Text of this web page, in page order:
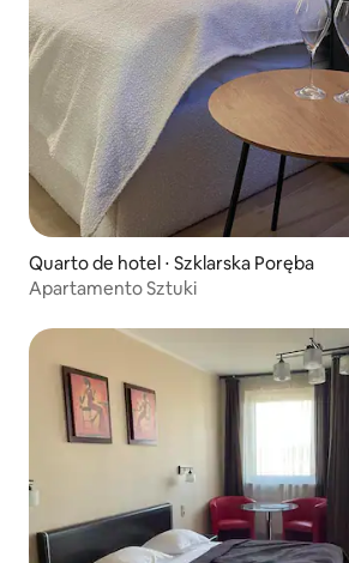
Quarto de hotel ⋅ Szklarska Poręba
Apartamento Sztuki